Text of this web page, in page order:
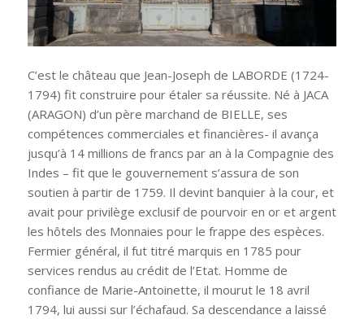
C’est le château que Jean-Joseph de LABORDE (1724-
1794) fit construire pour étaler sa réussite. Né à JACA
(ARAGON) d’un père marchand de BIELLE, ses
compétences commerciales et financières- il avança
jusqu’à 14 millions de francs par an à la Compagnie des
Indes – fit que le gouvernement s’assura de son
soutien à partir de 1759. Il devint banquier à la cour, et
avait pour privilège exclusif de pourvoir en or et argent
les hôtels des Monnaies pour le frappe des espèces.
Fermier général, il fut titré marquis en 1785 pour
services rendus au crédit de l’Etat. Homme de
confiance de Marie-Antoinette, il mourut le 18 avril
1794, lui aussi sur l’échafaud. Sa descendance a laissé